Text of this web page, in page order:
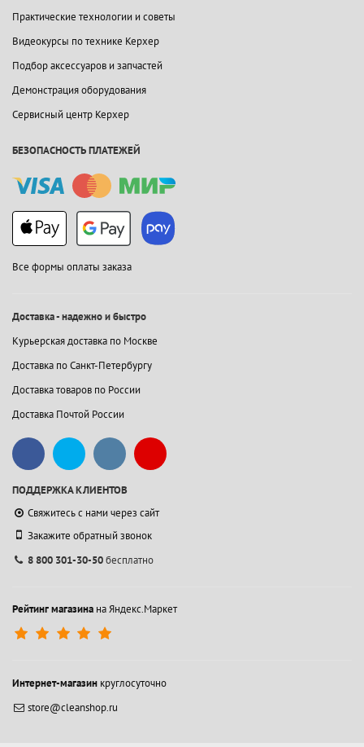
Практические технологии и советы
Видеокурсы по технике Керхер
Подбор аксессуаров и запчастей
Демонстрация оборудования
Сервисный центр Керхер
БЕЗОПАСНОСТЬ ПЛАТЕЖЕЙ
Все формы оплаты заказа
Доставка - надежно и быстро
Курьерская доставка по Москве
Доставка по Санкт-Петербургу
Доставка товаров по России
Доставка Почтой России
ПОДДЕРЖКА КЛИЕНТОВ
Свяжитесь с нами через сайт
Закажите обратный звонок
8 800 301-30-50бесплатно
Рейтинг магазина на Яндекс.Маркет
Интернет-магазин круглосуточно
store@cleanshop.ru